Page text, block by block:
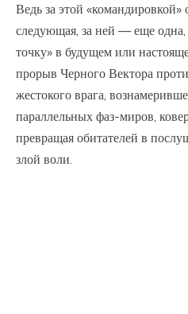
Ведь за этой «командировкой»
следующая, за ней — еще одна,
точку» в будущем или
прорыв Черного Вектора
жестокого врага,
параллельных фаз-миров,
превращая обитателей в
злой воли.